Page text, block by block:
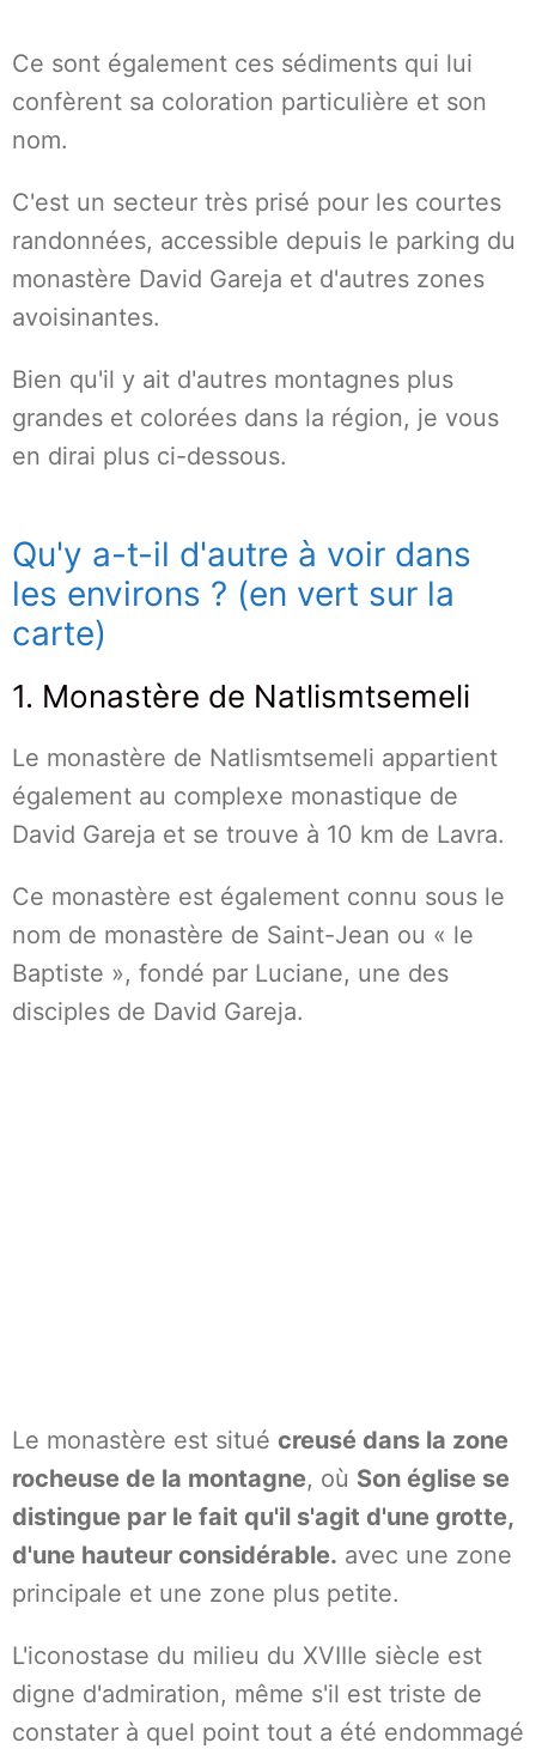
Ce sont également ces sédiments qui lui
confèrent sa coloration particulière et son
nom.
C'est un secteur très prisé pour les courtes
randonnées, accessible depuis le parking du
monastère David Gareja et d'autres zones
avoisinantes.
Bien qu'il y ait d'autres montagnes plus
grandes et colorées dans la région, je vous
en dirai plus ci-dessous.
Qu'y a-t-il d'autre à voir dans
les environs ? (en vert sur la
carte)
1. Monastère de Natlismtsemeli
Le monastère de Natlismtsemeli appartient
également au complexe monastique de
David Gareja et se trouve à 10 km de Lavra.
Ce monastère est également connu sous le
nom de monastère de Saint-Jean ou « le
Baptiste », fondé par Luciane, une des
disciples de David Gareja.
Le monastère est situé creusé dans la zone
rocheuse de la montagne, où Son église se
distingue par le fait qu'il s'agit d'une grotte,
d'une hauteur considérable. avec une zone
principale et une zone plus petite.
L'iconostase du milieu du XVIIIe siècle est
digne d'admiration, même s'il est triste de
constater à quel point tout a été endommagé